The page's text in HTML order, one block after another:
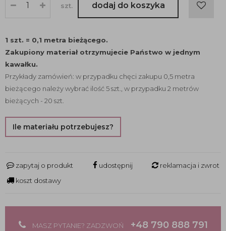
szt. dodaj do koszyka
1 szt. = 0,1 metra bieżącego.
Zakupiony materiał otrzymujecie Państwo w jednym
kawałku.
Przykłady zamówień: w przypadku chęci zakupu 0,5 metra
bieżącego należy wybrać ilość 5 szt., w przypadku 2 metrów
bieżących - 20 szt.
Ile materiału potrzebujesz?
zapytaj o produkt udostępnij
reklamacja i zwrot
koszt dostawy
MASZ PYTANIE? ZADZWOŃ +48 790 888 791